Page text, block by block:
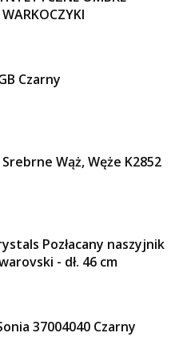
Czarny
Wąż, Węże K2852
Pozłacany naszyjnik
- dł. 46 cm
37004040 Czarny